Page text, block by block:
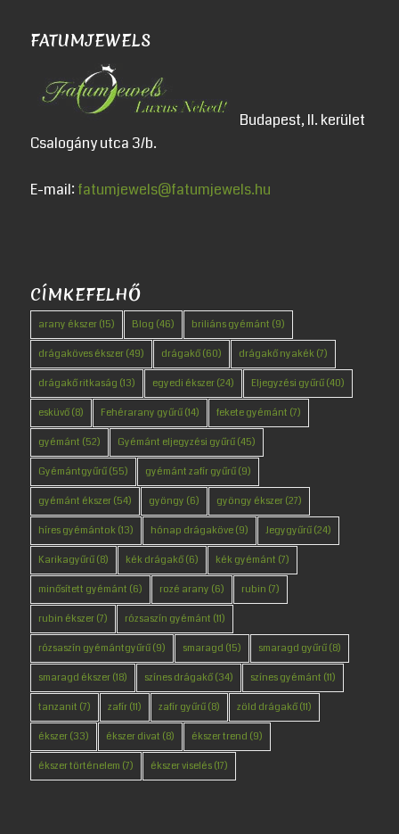
FATUMJEWELS
Budapest, II. kerület
Csalogány utca 3/b.
E-mail: fatumjewels@fatumjewels.hu
CÍMKEFELHŐ
arany ékszer(15) Blog (46) briliáns gyémánt (9)
drágaköves ékszer(49) drágakő(60) drágakő nyakék(7)
drágakő ritkaság (13) egyedi ékszer(24) Eljegyzési gyűrű(40)
esküvő(8) Fehérarany gyűrű(14) fekete gyémánt (7)
gyémánt (52) Gyémánt eljegyzési gyűrű(45)
Gyémántgyűrű(55) gyémánt zafír gyűrű(9)
gyémánt ékszer(54) gyöngy (6) gyöngy ékszer(27)
híres gyémántok(13) hónap drágaköve(9) Jegygyűrű(24)
Karikagyűrű(8) kék drágakő(6) kék gyémánt (7)
minősített gyémánt (6) rozé arany (6) rubin (7)
rubin ékszer(7) rózsaszín gyémánt (11)
rózsaszín gyémántgyűrű(9) smaragd (15) smaragd gyűrű(8)
smaragd ékszer(18) színes drágakő(34) színes gyémánt (11)
tanzanit (7) zafír(11) zafír gyűrű(8) zöld drágakő(11)
ékszer(33) ékszer divat (8) ékszer trend (9)
ékszer történelem (7) ékszer viselés(17)